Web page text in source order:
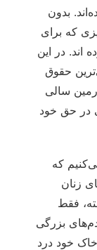
بدون
که برای
اند. در این
حقوق
سالی
در حق خود
که
زنان
فقط
بزرگی
خود درد